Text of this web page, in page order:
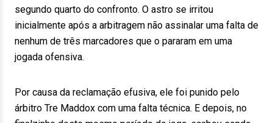
segundo quarto do confronto. O astro se irritou
inicialmente após a arbitragem não assinalar uma falta de
nenhum de três marcadores que o pararam em uma
jogada ofensiva.
Por causa da reclamação efusiva, ele foi punido pelo
árbitro Tre Maddox com uma falta técnica. E depois, no